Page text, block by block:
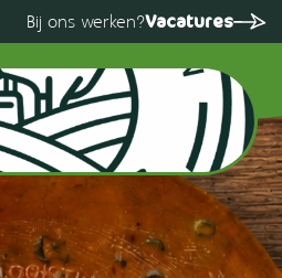
Bij ons werken?Vacatures